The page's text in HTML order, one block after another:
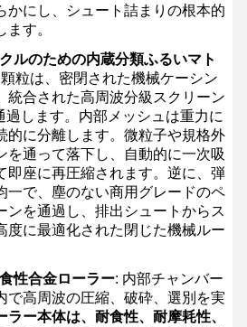
かにし、シュート詰まりの根本的
す。
ルのための内蔵分類ふるいマト
粒は、密閉された機械ケーシン
統合された高周波分級スクリーン
過します。内部メッシュは重力に
的に分離します。微粒子や規格外
を通って落下し、自動的に一次吸
即座に再圧縮されます。逆に、弾
一で、塵のない商用グレードのペ
ンを通過し、排出シュートからス
度に最適化された閉じた機械ルー
性合金ローラー: 内部チャンバー
で高周波の圧縮、破砕、選別を実
ラー本体は、耐食性、耐摩耗性、